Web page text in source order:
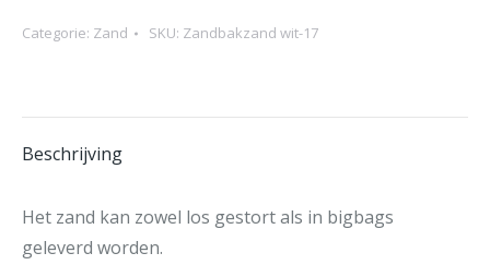
Categorie: Zand SKU: Zandbakzand wit-17
Beschrijving
Het zand kan zowel los gestort als in bigbags
geleverd worden.